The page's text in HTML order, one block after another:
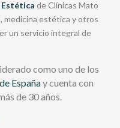
Estética de Clínicas Mato
medicina estética y otros
un servicio integral de
como uno de los
Españay cuenta con
de 30 años.